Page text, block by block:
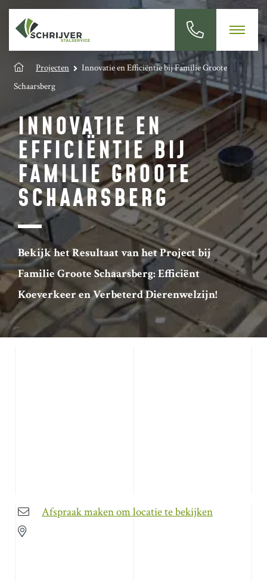
Projecten
Innovatie en Efficiëntie bij Familie Groote
Schaarsberg
INNOVATIE EN
EFFICIËNTIE BIJ
FAMILIE GROOTE
SCHAARSBERG
Bekijk het Resultaat van het Project bij
Familie Groote Schaarsberg: Efficiënt
Koeverkeer en Verbeterd Dierenwelzijn!
Afspraak maken om locatie te bekijken